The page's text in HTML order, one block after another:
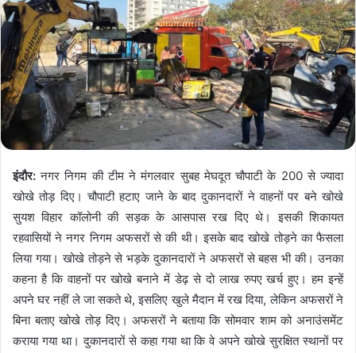
इंदौर:नगर निगम की टीम ने मंगलवार सुबह मेघदूत चौपाटी के 200 से ज्यादा
खोखे तोड़ दिए। चौपाटी हटाए जाने के बाद दुकानदारों ने वाहनों पर बने खोखे
सुयश विहार कॉलोनी की सड़क के आसपास रख दिए थे। इसकी शिकायत
रहवासियों ने नगर निगम अफसरों से की थी। इसके बाद खोखे तोड़ने का फैसला
लिया गया। खोखे तोड़ने से भड़के दुकानदारों ने अफसरों से बहस भी की। उनका
कहना है कि वाहनों पर खोखे बनाने में डेढ़ से दो लाख रुपए खर्च हुए। हम इन्हें
अपने घर नहीं ले जा सकते थे, इसलिए खुले मैदान में रख दिया, लेकिन अफसरों ने
बिना बताए खोखे तोड़ दिए। अफसरों ने बताया कि सोमवार शाम को अनाउंसमेंट
कराया गया था। दुकानदारों से कहा गया था कि वे अपने खोखे सुरक्षित स्थानों पर